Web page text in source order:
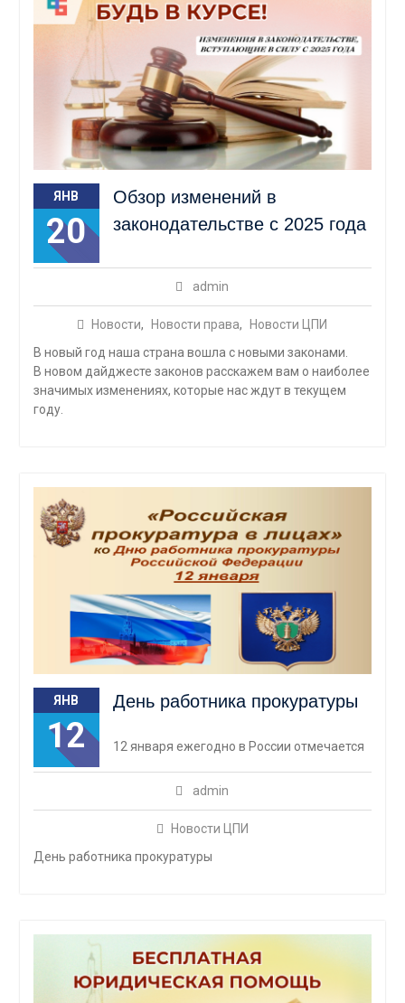
ЯНВ
20
Обзор изменений в
законодательстве с 2025 года
admin
Новости, Новости права,
Новости ЦПИ
В новый год наша страна вошла с новыми законами.
В новом дайджесте законов расскажем вам о наиболее
значимых изменениях, которые нас ждут в текущем
году.
ЯНВ
12
День работника прокуратуры
admin
Новости ЦПИ
12 января ежегодно в России отмечается
День работника прокуратуры